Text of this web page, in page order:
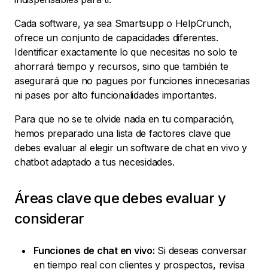
Cada software, ya sea Smartsupp o HelpCrunch,
ofrece un conjunto de capacidades diferentes.
Identificar exactamente lo que necesitas no solo te
ahorrará tiempo y recursos, sino que también te
asegurará que no pagues por funciones innecesarias
ni pases por alto funcionalidades importantes.
Para que no se te olvide nada en tu comparación,
hemos preparado una lista de factores clave que
debes evaluar al elegir un software de chat en vivo y
chatbot adaptado a tus necesidades.
Áreas clave que debes evaluar y
considerar
Funciones de chat en vivo: Si deseas conversar
en tiempo real con clientes y prospectos, revisa